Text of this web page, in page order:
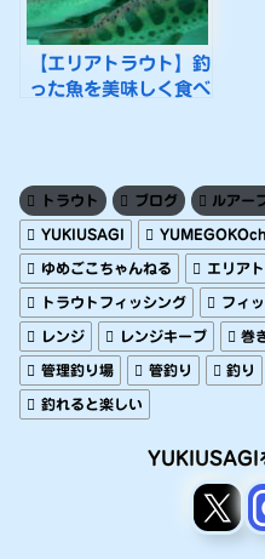
【エリアトラウト】釣
った魚を美味しく食べ
トラウト ブログ ルアー
YUKIUSAGI
ゆめごこちゃんねる エリア
トラウトフィッシング フィ
レンジ レンジキープ 巻
管理釣り場 管釣り 釣り
釣れると楽しい
YUKIUSAGI